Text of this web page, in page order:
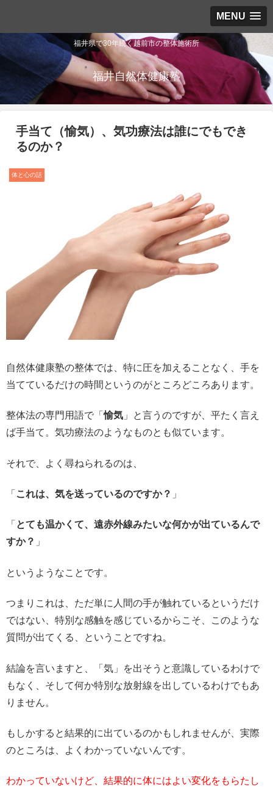
MENU
福井県で30年続く越前市の整体施術所
福井自然体健康塾
手当て（愉気）、気功療法は誰にでもでき
るのか？
体と心の話
自然体健康塾の整体では、特に圧を加えることなく、手を
当てているだけの時間というのがところどころあります。
整体法の専門用語で「愉気 」と言うのですが、平たく言え
ば手当て。気功療法のようなものとも似ています。
それで、よく尋ねられるのは、
「 これは、気を送っているのですか？ 」
「 とても温かくて、遠赤外線みたいな何かが出ているんで
すか？ 」
というようなことです。
つまりこれは、ただ単に人間の手が触れているというだけ
ではない、特別な感触を感じているからこそ、このような
質問が出てくる、ということですね。
結論を言いますと、「気」を出そうと意識しているわけで
もなく、そして何か特別な放射線を出しているわけでもあ
りません。
もしかすると結果的に出ているのかもしれませんが、実際
のところは、よくわかっていないんです。
わかっていないけど、結果的に体にはよい変化をもらたし